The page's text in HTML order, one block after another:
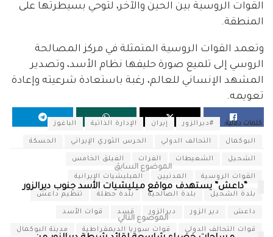
القوات الروسية بين الحين والآخر، لتوحي بسيطرتها على
المنطقة.
وتعمد القوات الروسية المتمثلة في مركز المصالحة
الروسي إلى تلميع صورة حليفها نظام الأسد، وتصدير
المشهد الإنساني للعالم، رغبة باستعادة شرعيته وإعادة
تعويمه.
كلمات دلالية: #ديرالزور إيران الإدارة الذاتية الباغوز
البوكمال التحالف الدولي الحرس الثوري الإيراني الحسكة
الشحيل الشعيطات الفرات الفيلق الخامس
القوات الروسية المدنيين الميليشيات الإيرانية
بلدة الشحيل بلدة الصالحية بلدة حطلة تنظيم داعش
داعش دير الزور ديرالزور قسد قوات الأسد
قوات التحالف الدولي قوات سوريا الديمقراطية مدينة البوكمال
الموضوع السابق
“داعش” يستهدف مواقع ميليشيات الأسد جنوب ديرالزور
الموضوع التالي